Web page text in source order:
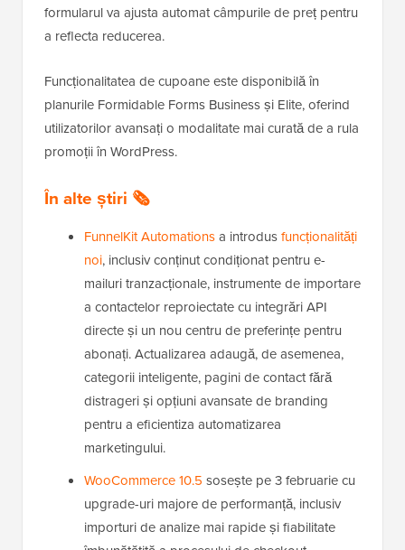
formularul va ajusta automat câmpurile de preț pentru
a reflecta reducerea.
Funcționalitatea de cupoane este disponibilă în
planurile Formidable Forms Business și Elite, oferind
utilizatorilor avansați o modalitate mai curată de a rula
promoții în WordPress.
În alte știri 🗞️
FunnelKit Automationsa introdusfuncționalități
noi, inclusiv conținut condiționat pentru e-
mailuri tranzacționale, instrumente de importare
a contactelor reproiectate cu integrări API
directe și un nou centru de preferințe pentru
abonați. Actualizarea adaugă, de asemenea,
categorii inteligente, pagini de contact fără
distrageri și opțiuni avansate de branding
pentru a eficientiza automatizarea
marketingului.
WooCommerce 10.5 sosește pe 3 februarie cu
upgrade-uri majore de performanță, inclusiv
importuri de analize mai rapide și fiabilitate